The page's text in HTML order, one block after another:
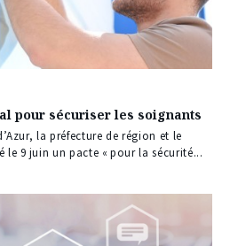
pour sécuriser les soignants
la préfecture de région et le
le 9 juin un pacte « pour la sécurité...